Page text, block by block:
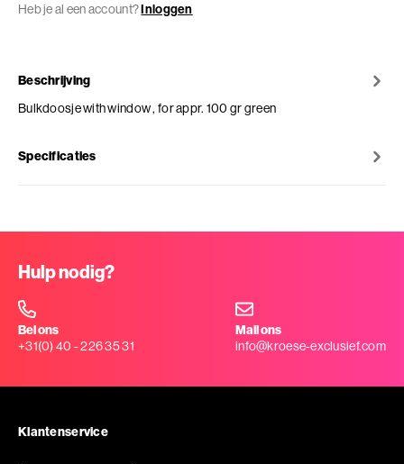
Heb je al een account?Inloggen
Beschrijving
Bulkdoosje with window , for appr. 100 gr green
Specificaties
Hulp nodig?
Bel ons
+31(0) 40 - 226 35 31
Mail ons
info@kroese-exclusief.com
Klantenservice